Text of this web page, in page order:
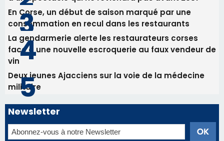
Newsletter
Inscrivez-vous à la newsletter de CNI et recevez par
nos meilleurs articles